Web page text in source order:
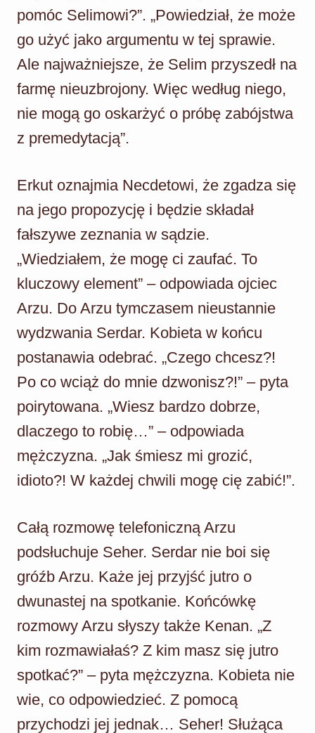
pomóc Selimowi?”. „Powiedział, że może
go użyć jako argumentu w tej sprawie.
Ale najważniejsze, że Selim przyszedł na
farmę nieuzbrojony. Więc według niego,
nie mogą go oskarżyć o próbę zabójstwa
z premedytacją”.
Erkut oznajmia Necdetowi, że zgadza się
na jego propozycję i będzie składał
fałszywe zeznania w sądzie.
„Wiedziałem, że mogę ci zaufać. To
kluczowy element” – odpowiada ojciec
Arzu. Do Arzu tymczasem nieustannie
wydzwania Serdar. Kobieta w końcu
postanawia odebrać. „Czego chcesz?!
Po co wciąż do mnie dzwonisz?!” – pyta
poirytowana. „Wiesz bardzo dobrze,
dlaczego to robię…” – odpowiada
mężczyzna. „Jak śmiesz mi grozić,
idioto?! W każdej chwili mogę cię zabić!”.
Całą rozmowę telefoniczną Arzu
podsłuchuje Seher. Serdar nie boi się
gróźb Arzu. Każe jej przyjść jutro o
dwunastej na spotkanie. Końcówkę
rozmowy Arzu słyszy także Kenan. „Z
kim rozmawiałaś? Z kim masz się jutro
spotkać?” – pyta mężczyzna. Kobieta nie
wie, co odpowiedzieć. Z pomocą
przychodzi jej jednak… Seher! Służąca